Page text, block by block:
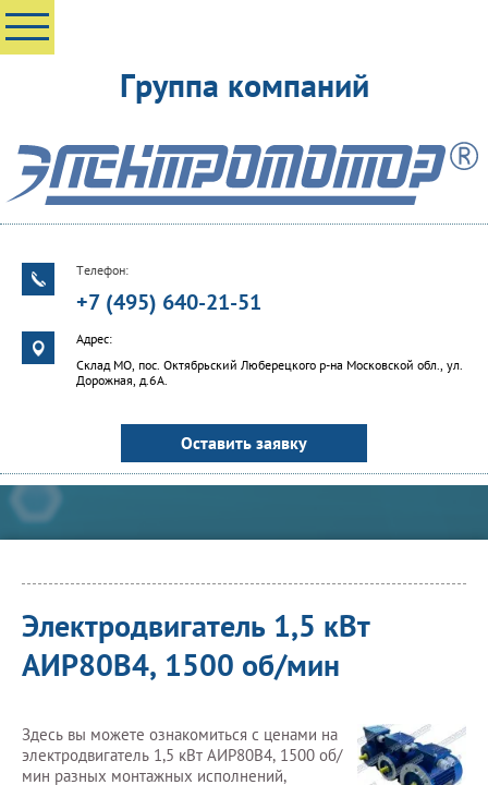
Группа компаний
Телефон:
+7 (495) 640-21-51
Адрес:
Cклад МО, пос. Октябрьский Люберецкого р-на Московской обл., ул.
Дорожная, д.6А.
Оставить заявку
Электродвигатель 1,5 кВт
АИР80В4, 1500 об/мин
Здесь вы можете ознакомиться с ценами на
электродвигатель 1,5 кВт АИР80В4, 1500 об/
мин разных монтажных исполнений,